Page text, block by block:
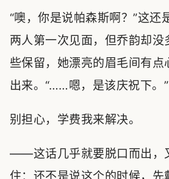
“噢，你是说帕森斯啊？”这还
两人第一次见面，但乔韵却没
些保留，她漂亮的眉毛间有点
出来。“……嗯，是该庆祝下。”
别担心，学费我来解决。
——这话几乎就要脱口而出，